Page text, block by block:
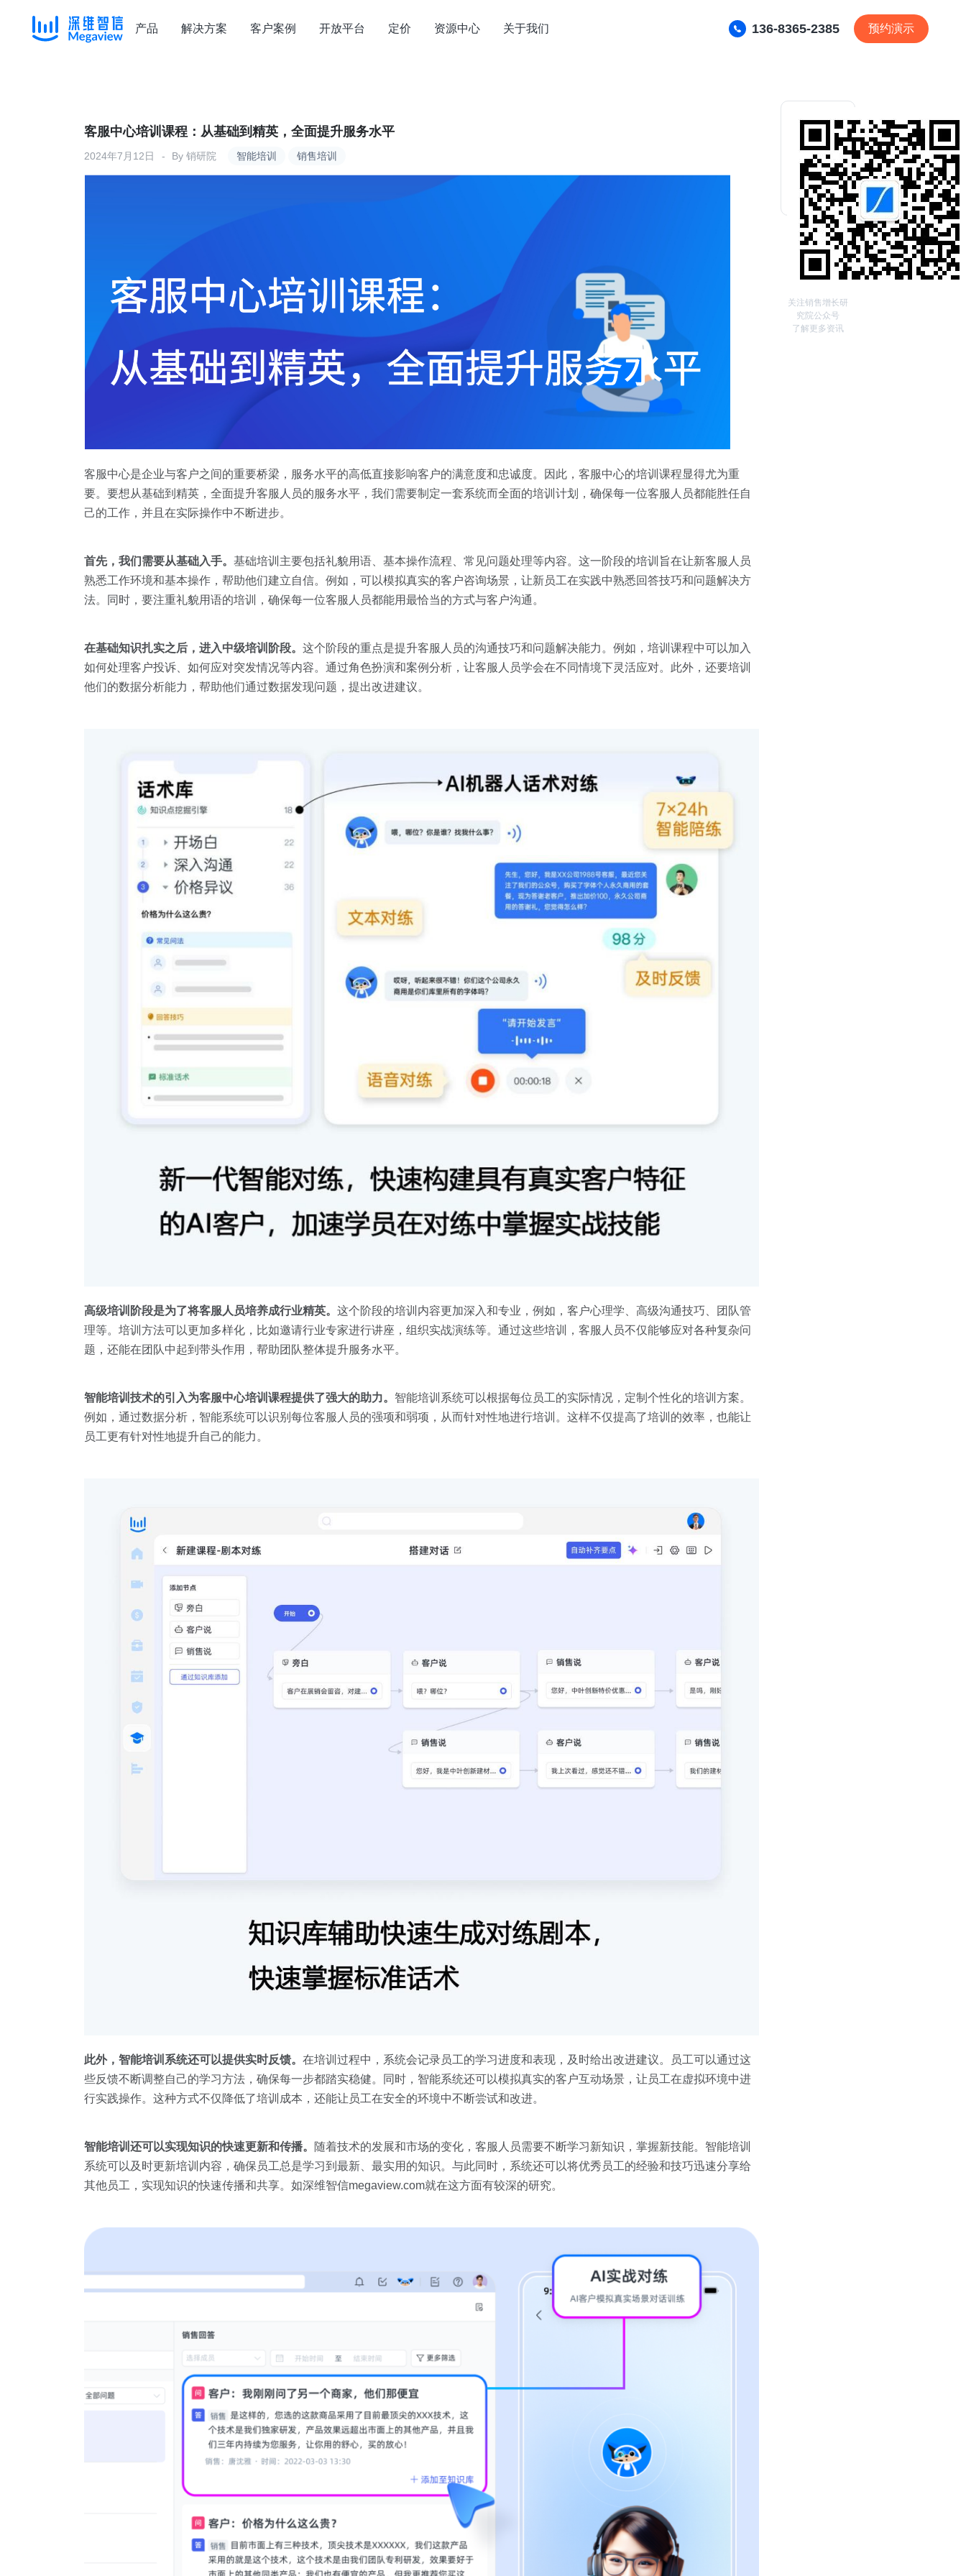
产品 解决方案 客户案例 开放平台 定价 资源中心 关于我们 136-8365-2385 预约演示
智能培训 销售培训
客服中心培训课程：从基础到精英，全面提升服务水平
2024年7月12日 By 销研院
客服中心是企业与客户之间的重要桥梁，服务水平的高低直接影响客户的满意度和忠诚度。因此，客服中心的培训课程显得尤为重
要。要想从基础到精英，全面提升客服人员的服务水平，我们需要制定一套系统而全面的培训计划，确保每一位客服人员都能胜任自
己的工作，并且在实际操作中不断进步。
首先，我们需要从基础入手。 基础培训主要包括礼貌用语、基本操作流程、常见问题处理等内容。这一阶段的培训旨在让新客服人员
熟悉工作环境和基本操作，帮助他们建立自信。例如，可以模拟真实的客户咨询场景，让新员工在实践中熟悉回答技巧和问题解决方
法。同时，要注重礼貌用语的培训，确保每一位客服人员都能用最恰当的方式与客户沟通。
在基础知识扎实之后，进入中级培训阶段。 这个阶段的重点是提升客服人员的沟通技巧和问题解决能力。例如，培训课程中可以加入
如何处理客户投诉、如何应对突发情况等内容。通过角色扮演和案例分析，让客服人员学会在不同情境下灵活应对。此外，还要培训
他们的数据分析能力，帮助他们通过数据发现问题，提出改进建议。
高级培训阶段是为了将客服人员培养成行业精英。 这个阶段的培训内容更加深入和专业，例如，客户心理学、高级沟通技巧、团队管
理等。培训方法可以更加多样化，比如邀请行业专家进行讲座，组织实战演练等。通过这些培训，客服人员不仅能够应对各种复杂问
题，还能在团队中起到带头作用，帮助团队整体提升服务水平。
智能培训技术的引入为客服中心培训课程提供了强大的助力。 智能培训系统可以根据每位员工的实际情况，定制个性化的培训方案。
例如，通过数据分析，智能系统可以识别每位客服人员的强项和弱项，从而针对性地进行培训。这样不仅提高了培训的效率，也能让
员工更有针对性地提升自己的能力。
此外，智能培训系统还可以提供实时反馈。 在培训过程中，系统会记录员工的学习进度和表现，及时给出改进建议。员工可以通过这
些反馈不断调整自己的学习方法，确保每一步都踏实稳健。同时，智能系统还可以模拟真实的客户互动场景，让员工在虚拟环境中进
行实践操作。这种方式不仅降低了培训成本，还能让员工在安全的环境中不断尝试和改进。
智能培训还可以实现知识的快速更新和传播。
随着技术的发展和市场的变化，客服人员需要不断学习新知识，掌握新技能。智能培训
系统可以及时更新培训内容，确保员工总是学习到最新、最实用的知识。与此同时，系统还可以将优秀员工的经验和技巧迅速分享给
其他员工，实现知识的快速传播和共享。如深维智信megaview.com就在这方面有较深的研究。
关注销售增长研
究院公众号
了解更多资讯